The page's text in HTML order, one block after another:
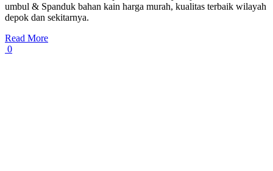
umbul & Spanduk bahan kain harga murah, kualitas terbaik wilayah
depok dan sekitarnya.
Read More
0